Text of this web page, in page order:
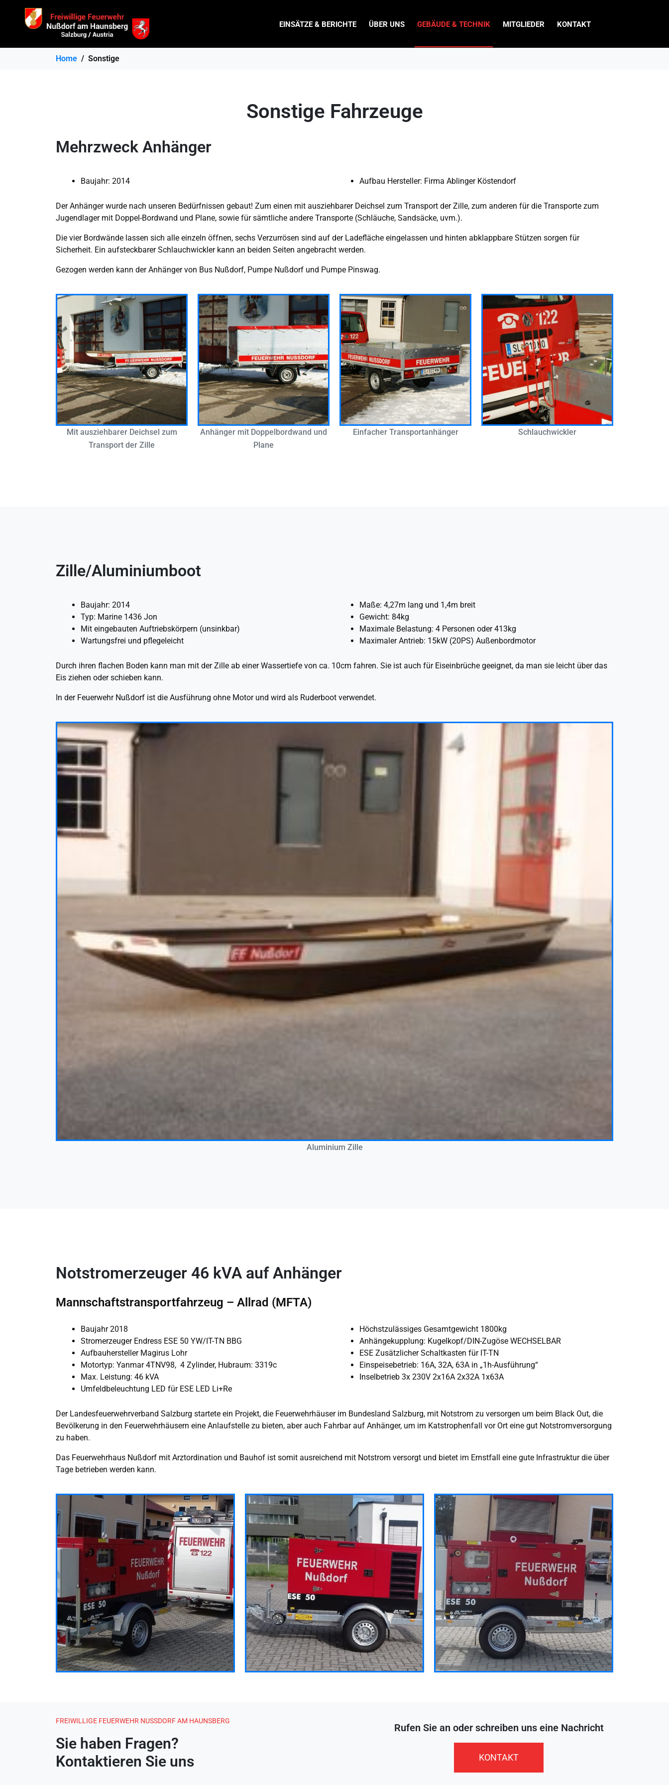
EINSÄTZE & BERICHTE ÜBER UNS GEBÄUDE & TECHNIK MITGLIEDER KONTAKT
Home Sonstige
Sonstige Fahrzeuge
Mehrzweck Anhänger
Baujahr: 2014 Aufbau Hersteller: Firma Ablinger Köstendorf
Der Anhänger wurde nach unseren Bedürfnissen gebaut! Zum einen mit ausziehbarer Deichsel zum Transport der Zille, zum anderen für die Transporte zum
Jugendlager mit Doppel-Bordwand und Plane, sowie für sämtliche andere Transporte (Schläuche, Sandsäcke, uvm.).
Die vier Bordwände lassen sich alle einzeln öffnen, sechs Verzurrösen sind auf der Ladefläche eingelassen und hinten abklappbare Stützen sorgen für
Sicherheit. Ein aufsteckbarer Schlauchwickler kann an beiden Seiten angebracht werden.
Gezogen werden kann der Anhänger von Bus Nußdorf, Pumpe Nußdorf und Pumpe Pinswag.
Mit ausziehbarer Deichsel zum
Transport der Zille
Anhänger mit Doppelbordwand und
Plane
Einfacher Transportanhänger Schlauchwickler
Zille/Aluminiumboot
Baujahr: 2014
Typ: Marine 1436 Jon
Mit eingebauten Auftriebskörpern (unsinkbar)
Wartungsfrei und pflegeleicht
Maße: 4,27m lang und 1,4m breit
Gewicht: 84kg
Maximale Belastung: 4 Personen oder 413kg
Maximaler Antrieb: 15kW (20PS) Außenbordmotor
Durch ihren flachen Boden kann man mit der Zille ab einer Wassertiefe von ca. 10cm fahren. Sie ist auch für Eiseinbrüche geeignet, da man sie leicht über das
Eis ziehen oder schieben kann.
In der Feuerwehr Nußdorf ist die Ausführung ohne Motor und wird als Ruderboot verwendet.
Aluminium Zille
Notstromerzeuger 46 kVA auf Anhänger
Mannschaftstransportfahrzeug – Allrad (MFTA)
Baujahr 2018
Stromerzeuger Endress ESE 50 YW/IT-TN BBG
Aufbauhersteller Magirus Lohr
Motortyp: Yanmar 4TNV98, 4 Zylinder, Hubraum: 3319c
Max. Leistung: 46 kVA
Umfeldbeleuchtung LED für ESE LED Li+Re
Höchstzulässiges Gesamtgewicht 1800kg
Anhängekupplung: Kugelkopf/DIN-Zugöse WECHSELBAR
ESE Zusätzlicher Schaltkasten für IT-TN
Einspeisebetrieb: 16A, 32A, 63A in „1h-Ausführung“
Inselbetrieb 3x 230V 2x16A 2x32A 1x63A
Der Landesfeuerwehrverband Salzburg startete ein Projekt, die Feuerwehrhäuser im Bundesland Salzburg, mit Notstrom zu versorgen um beim Black Out, die
Bevölkerung in den Feuerwehrhäusern eine Anlaufstelle zu bieten, aber auch Fahrbar auf Anhänger, um im Katstrophenfall vor Ort eine gut Notstromversorgung
zu haben.
Das Feuerwehrhaus Nußdorf mit Arztordination und Bauhof ist somit ausreichend mit Notstrom versorgt und bietet im Ernstfall eine gute Infrastruktur die über
Tage betrieben werden kann.
FREIWILLIGE FEUERWEHR NUSSDORF AM HAUNSBERG
Sie haben Fragen?
Kontaktieren Sie uns
Rufen Sie an oder schreiben uns eine Nachricht
KONTAKT